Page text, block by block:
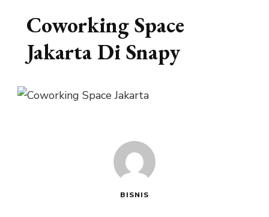
Coworking Space
Jakarta Di Snapy
BISNIS